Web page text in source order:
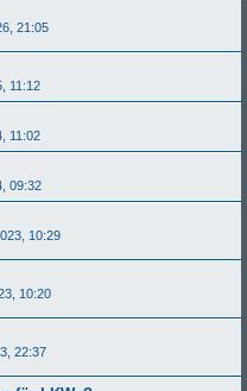
21:05
11:12
11:02
09:32
10:29
10:20
22:37